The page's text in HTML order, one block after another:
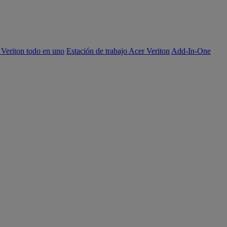
todo en uno Estación de trabajo Acer Veriton Add-In-One